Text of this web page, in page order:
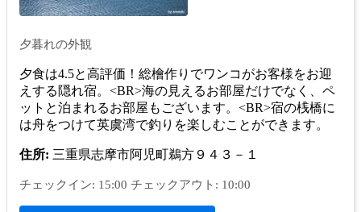
夕暮れの外観
夕食は4.5と高評価！総檜作りでワンコがお客様をお迎
えする隠れ宿。<BR>海の見えるお部屋だけでなく、ペ
ットと泊まれるお部屋もございます。<BR>宿の桟橋に
は舟をつけて英虞湾で釣りを楽しむことができます。
住所: 三重県志摩市阿児町鵜方９４３－１
チェックイン: 15:00 チェックアウト: 10:00